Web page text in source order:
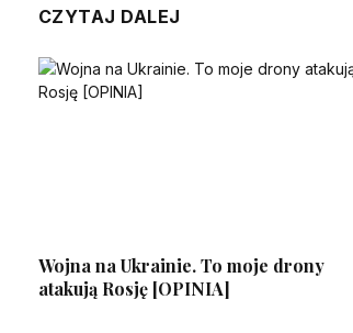
CZYTAJ DALEJ
Wojna na Ukrainie. To moje drony
atakują Rosję [OPINIA]